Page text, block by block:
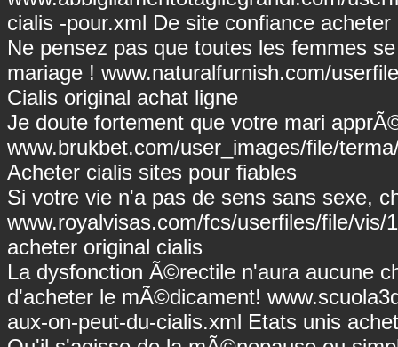
cialis -pour.xml De site confiance acheter
Ne pensez pas que toutes les femmes
mariage ! www.naturalfurnish.com/
Cialis original achat ligne
Je doute fortement que votre mari
www.brukbet.com/user_images/file/
Acheter cialis sites pour fiables
Si votre vie n'a pas de sens sans sexe,
www.royalvisas.com/fcs/userfiles/file/
acheter original cialis
La dysfonction Ã©rectile n'aura aucune
d'acheter le mÃ©dicament!
aux-on-peut-du-cialis.xml Etats unis